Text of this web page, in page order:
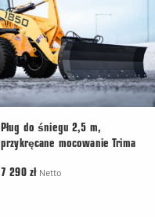
Pług do śniegu 2,5 m,
przykręcane mocowanie Trima
7 290 zł Netto